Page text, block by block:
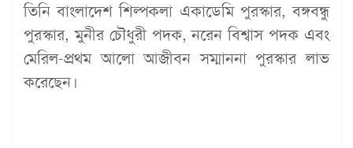
তিনি বাংলাদেশ শিল্পকলা একাডেমি পুরস্কার, বঙ্গবন্ধু
পুরস্কার, মুনীর চৌধুরী পদক, নরেন বিশ্বাস পদক এবং
মেরিল-প্রথম আলো আজীবন সম্মাননা পুরস্কার লাভ
করেছেন।